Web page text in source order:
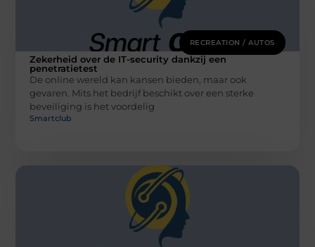
RECREATION / AUTOS
Zekerheid over de IT-security dankzij een
penetratietest
De online wereld kan kansen bieden, maar ook
gevaren. Mits het bedrijf beschikt over een sterke
beveiliging is het voordelig
Smartclub